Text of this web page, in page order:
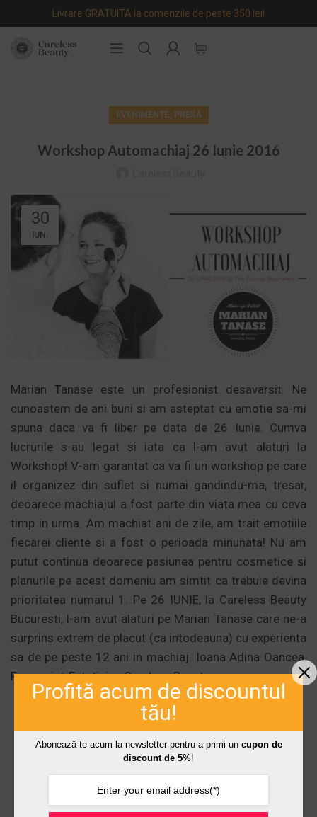
Livrare GRATUITA la comenzile de peste 350 lei!
EVENIMENTE, PRESĂ
Workshop Automachiaj 26 Iunie 2016
30
IUN.
Marian Tanase este un profesionist desavarsit. Ne
cunoastem de ani buni si am asteptat cu emotie sa-mi
spuna daca va fi liber pe data de 26 Iunie. Cumva
lucrurile s-au legat si iata ca l-am avut alaturi la
Workshop! V-am garantat ca va fi un workshop pe care
il organizez din suflet si numai gandindu-ma, tresar,
deoarece machiajul a fost parte din viata mea cu ceva
timp in urma. Am machiat ani de zile, am trait emotiile
fiecarei cliente si a fost o perioada minunata! Nu am
putut continua deoarece pasiunea pentru cosmetice si
planurile pe acest domeniu am simtit ca trebuie devina
prioritatea numarul 1. Pe 26 IUNIE, la Careless Beauty
Bucuresti, l-am avut alaturi pe Marian Tanase care ne-a
surprins extrem de placut (ca intodeauna) cu experienta
sa de pe peste 12 ani in machiaj. Ioana Adina Oancea,
Farmacist-Estetician Careless Beauty.
Profită acum de discountul
tău!
Abonează-te acum la newsletter pentru a primi un cupon de
discount de 5%!